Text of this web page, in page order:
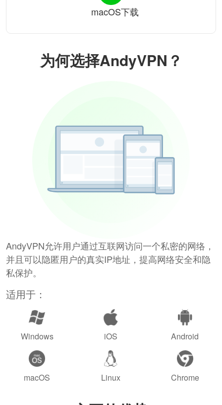
为何选择AndyVPN？
AndyVPN允许用户通过互联网访问一个私密的网络，
并且可以隐匿用户的真实IP地址，提高网络安全和隐
私保护。
适用于：
Windows iOS Android
macOS Linux Chrome
macOS下载